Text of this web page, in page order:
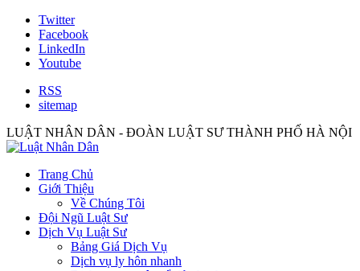
Twitter
Facebook
LinkedIn
Youtube
RSS
sitemap
LUẬT NHÂN DÂN - ĐOÀN LUẬT SƯ THÀNH PHỐ HÀ NỘI
Trang Chủ
Giới Thiệu
Về Chúng Tôi
Đội Ngũ Luật Sư
Dịch Vụ Luật Sư
Bảng Giá Dịch Vụ
Dịch vụ ly hôn nhanh